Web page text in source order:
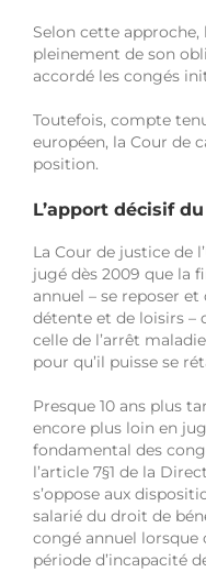
Selon cette approche,
pleinement de son
accordé les congés
Toutefois, compte
européen, la Cour de
position.
L’apport décisif
La Cour de justice de
jugé dès 2009 que la
annuel – se reposer et
détente et de loisirs –
celle de l’arrêt
pour qu’il puisse se
Presque 10 ans plus
encore plus loin en
fondamental des
l’article 7§1 de la
s’oppose aux
salarié du droit de
congé annuel lorsque
période d’incapacité